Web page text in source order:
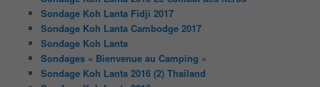
Sondage Koh Lanta Fidji 2017
Sondage Koh Lanta Cambodge 2017
Sondage Koh Lanta
Sondages « Bienvenue au Camping »
Sondage Koh Lanta 2016 (2) Thailand